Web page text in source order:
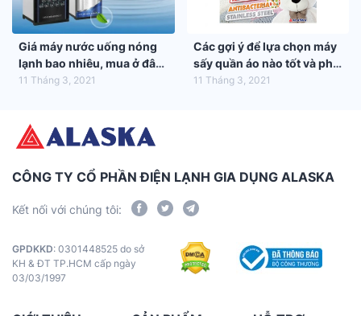
Giá máy nước uống nóng
lạnh bao nhiêu, mua ở đâu
tốt nhất?
11 Tháng 3, 2021
Các gợi ý để lựa chọn máy
sấy quần áo nào tốt và phù
hợp nhất với gia đình bạn
11 Tháng 3, 2021
CÔNG TY CỔ PHẦN ĐIỆN LẠNH GIA DỤNG ALASKA
Kết nối với chúng tôi:
GPDKKD: 0301448525 do sở
KH & ĐT TP.HCM cấp ngày
03/03/1997